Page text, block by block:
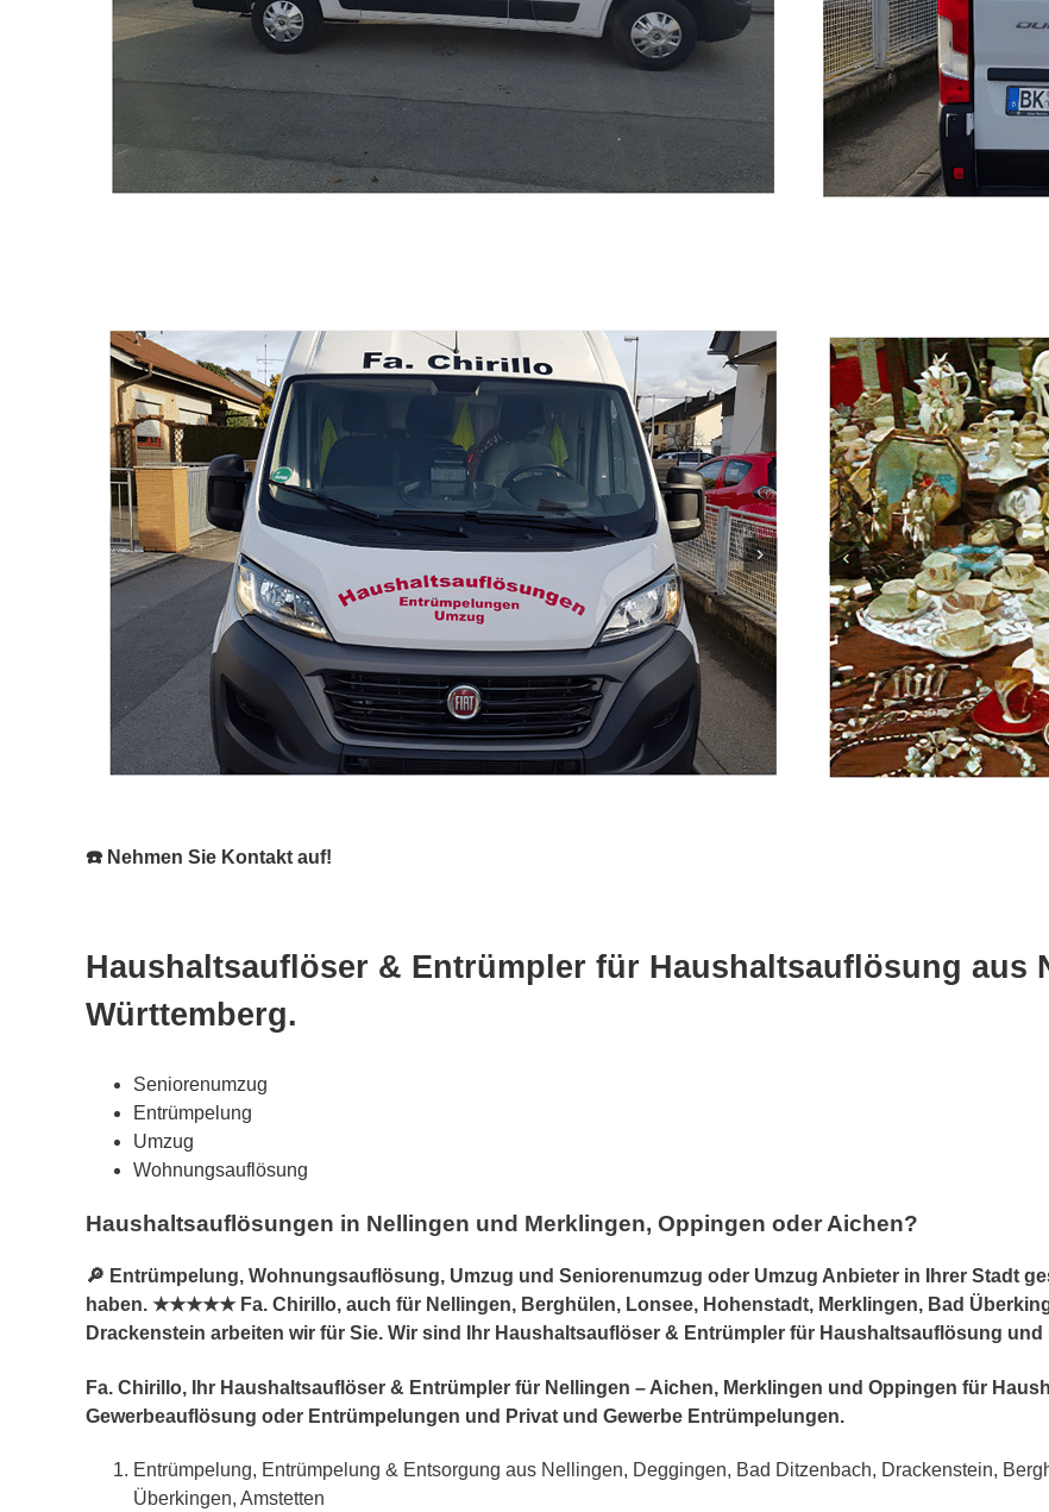
☎️ Nehmen Sie Kontakt auf!
Haushaltsauflöser & Entrümpler für Haushaltsauflösung aus
Württemberg.
Seniorenumzug
Entrümpelung
Umzug
Wohnungsauflösung
Haushaltsauflösungen in Nellingen und Merklingen, Oppingen oder Aichen?
🔎 Entrümpelung, Wohnungsauflösung, Umzug und Seniorenumzug oder Umzug Anbieter in Ihrer Stadt
haben. ★★★★★ Fa. Chirillo, auch für Nellingen, Berghülen, Lonsee, Hohenstadt, Merklingen, Bad
Drackenstein arbeiten wir für Sie. Wir sind Ihr Haushaltsauflöser & Entrümpler für Haushaltsauflösung
Fa. Chirillo, Ihr Haushaltsauflöser & Entrümpler für Nellingen – Aichen, Merklingen und Oppingen für
Gewerbeauflösung oder Entrümpelungen und Privat und Gewerbe Entrümpelungen.
Entrümpelung, Entrümpelung & Entsorgung aus Nellingen, Deggingen, Bad Ditzenbach, Drackenstein,
Überkingen, Amstetten